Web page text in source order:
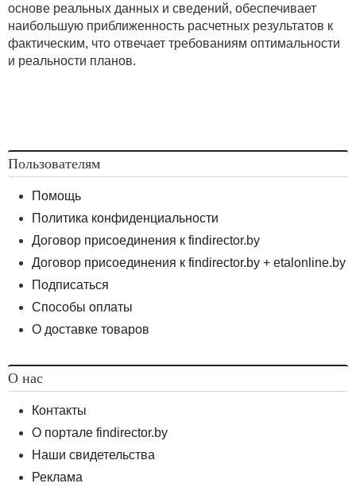
основе реальных данных и сведений, обеспечивает
наибольшую приближенность расчетных результатов к
фактическим, что отвечает требованиям оптимальности
и реальности планов.
Пользователям
Помощь
Политика конфиденциальности
Договор присоединения к findirector.by
Договор присоединения к findirector.by + etalonline.by
Подписаться
Способы оплаты
О доставке товаров
О нас
Контакты
О портале findirector.by
Наши свидетельства
Реклама